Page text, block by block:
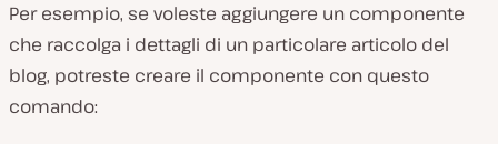
Per esempio, se voleste aggiungere un componente
che raccolga i dettagli di un particolare articolo del
blog, potreste creare il componente con questo
comando: